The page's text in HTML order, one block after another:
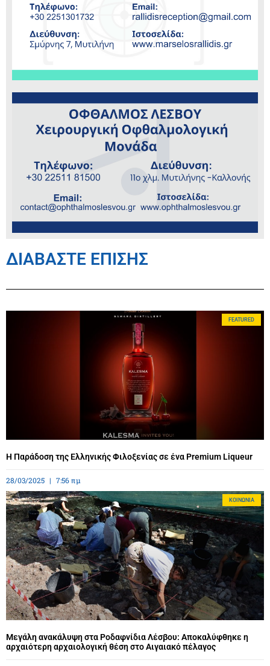
ΔΙΑΒΑΣΤΕ ΕΠΙΣΗΣ
FEATURED
Η Παράδοση της Ελληνικής Φιλοξενίας σε ένα Premium Liqueur
28/03/2025 7:56 πμ
ΚΟΙΝΩΝΊΑ
Μεγάλη ανακάλυψη στα Ροδαφνίδια Λέσβου: Αποκαλύφθηκε η
αρχαιότερη αρχαιολογική θέση στο Αιγαιακό πέλαγος